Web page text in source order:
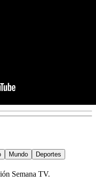
Mundo
Deportes
Semana TV.